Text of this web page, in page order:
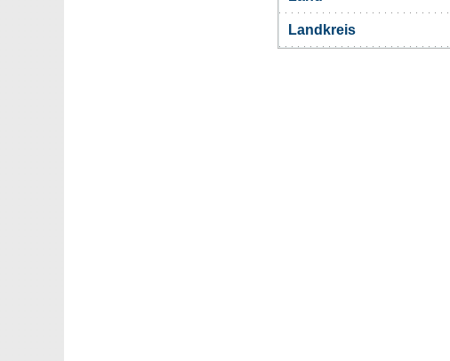
Landkreis